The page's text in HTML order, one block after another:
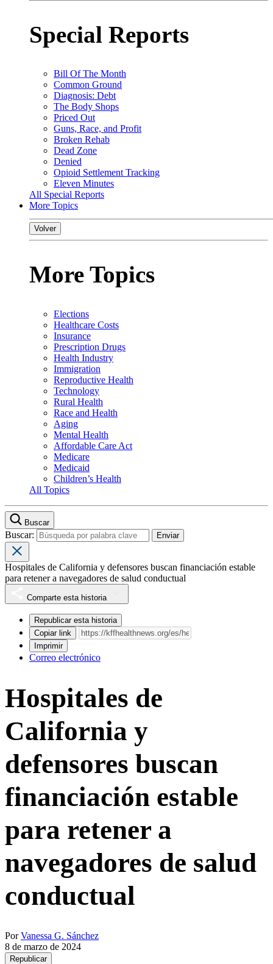
Special Reports
Bill Of The Month
Common Ground
Diagnosis: Debt
The Body Shops
Priced Out
Guns, Race, and Profit
Broken Rehab
Dead Zone
Denied
Opioid Settlement Tracking
Eleven Minutes
All Special Reports
More Topics
Volver
More Topics
Elections
Healthcare Costs
Insurance
Prescription Drugs
Health Industry
Immigration
Reproductive Health
Technology
Rural Health
Race and Health
Aging
Mental Health
Affordable Care Act
Medicare
Medicaid
Children’s Health
All Topics
Buscar
Buscar:
Hospitales de California y defensores buscan financiación estable
para retener a navegadores de salud conductual
Comparte esta historia
Republicar esta historia
Copiar link
Imprimir
Correo electrónico
Hospitales de
California y
defensores buscan
financiación estable
para retener a
navegadores de salud
conductual
PorVanessa G. Sánchez
8 de marzo de 2024
Republicar